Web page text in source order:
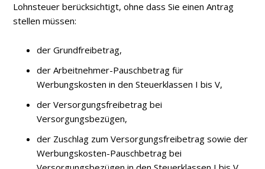
Lohnsteuer berücksichtigt, ohne dass Sie einen Antrag
stellen müssen:
der Grundfreibetrag,
der Arbeitnehmer-Pauschbetrag für
Werbungskosten in den Steuerklassen I bis V,
der Versorgungsfreibetrag bei
Versorgungsbezügen,
der Zuschlag zum Versorgungsfreibetrag sowie der
Werbungskosten-Pauschbetrag bei